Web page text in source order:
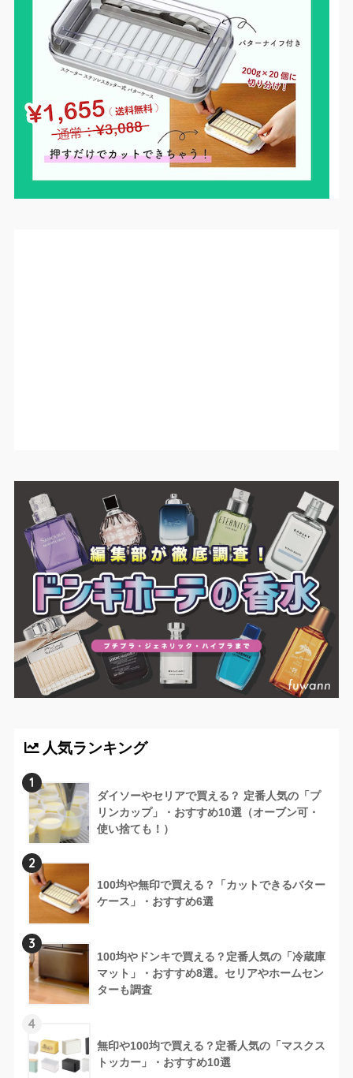
人気ランキング
1
ダイソーやセリアで買える？ 定番人気の「プ
リンカップ」・おすすめ10選（オーブン可・
使い捨ても！）
2
100均や無印で買える？「カットできるバター
ケース」・おすすめ6選
3
100均やドンキで買える？定番人気の「冷蔵庫
マット」・おすすめ8選。セリアやホームセン
ターも調査
4
無印や100均で買える？定番人気の「マスクス
トッカー」・おすすめ10選